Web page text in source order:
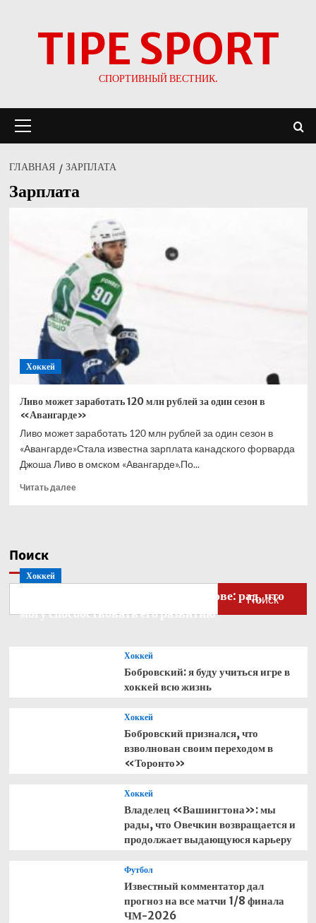
TIPE SPORT
СПОРТИВНЫЙ ВЕСТНИК.
меню
ГЛАВНАЯ ЗАРПЛАТА
Зарплата
Хоккей
Ливо может заработать 120 млн рублей за один сезон в
«Авангарде»
Ливо может заработать 120 млн рублей за один сезон в
«Авангарде»Стала известна зарплата канадского форварда
Джоша Ливо в омском «Авангарде».По...
Читать далееПрочитать
«Авангарде»
Поиск
Поиск
Хоккей
Бобровский — о голкипере Ахтямове: рад, что
могу способствовать его развитию
Хоккей
Бобровский: я буду учиться игре в
хоккей всю жизнь
Хоккей
Бобровский признался, что
взволнован своим переходом в
«Торонто»
Хоккей
Владелец «Вашингтона»: мы
рады, что Овечкин возвращается и
продолжает выдающуюся карьеру
Футбол
Известный комментатор дал
прогноз на все матчи 1/8 финала
ЧМ-2026